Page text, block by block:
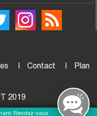
Contact
Plan
2019
Rendez-vous